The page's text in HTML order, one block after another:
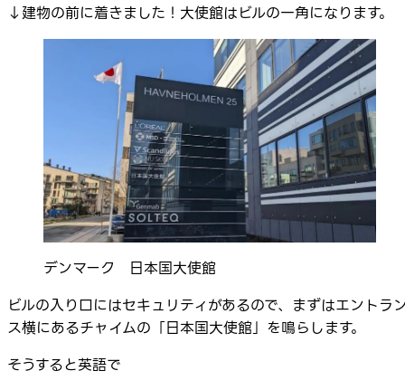
↓建物の前に着きました！大使館はビルの一角になります。
デンマーク 日本国大使館
ビルの入り口にはセキュリティがあるので、まずはエントラ
ス横にあるチャイムの「日本国大使館」を鳴らします。
そうすると英語で